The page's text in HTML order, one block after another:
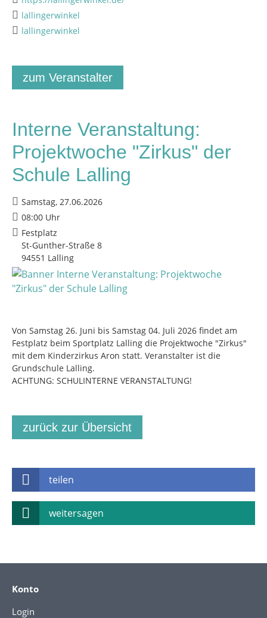
lallingerwinkel
lallingerwinkel
zum Veranstalter
Interne Veranstaltung:
Projektwoche "Zirkus" der
Schule Lalling
Samstag, 27.06.2026
08:00 Uhr
Festplatz
St-Gunther-Straße 8
94551 Lalling
Von Samstag 26. Juni bis Samstag 04. Juli 2026 findet am
Festplatz beim Sportplatz Lalling die Projektwoche "Zirkus"
mit dem Kinderzirkus Aron statt. Veranstalter ist die
Grundschule Lalling.
ACHTUNG: SCHULINTERNE VERANSTALTUNG!
zurück zur Übersicht
teilen
weitersagen
Konto
Login